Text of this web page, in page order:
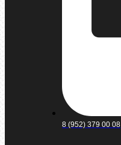
8 (952) 379 00 08